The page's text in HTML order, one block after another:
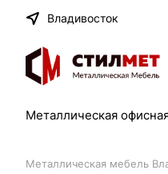
Владивосток
Металлическая
Металлическая мебель